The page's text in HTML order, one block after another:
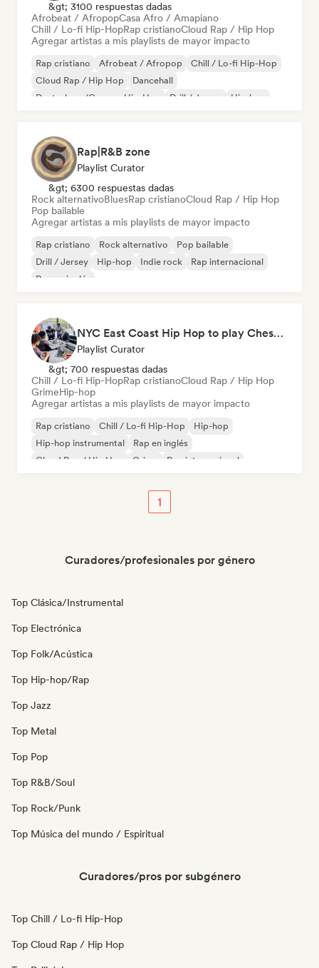
&gt; 3100 respuestas dadas
Afrobeat / AfropopCasa Afro / Amapiano
Chill / Lo-fi Hip-HopRap cristianoCloud Rap / Hip Hop
Agregar artistas a mis playlists de mayor impacto
Rap cristiano Afrobeat / Afropop
Chill / Lo-fi Hip-Hop
Cloud Rap / Hip Hop
Dancehall
Deutschrap/German Hip-Hop
Drill / Jersey Hip-hop
Rap|R&B zone
Playlist Curator
&gt; 6300 respuestas dadas
Rock alternativoBluesRap cristianoCloud Rap / Hip Hop
Pop bailable
Agregar artistas a mis playlists de mayor impacto
Rap cristiano Rock alternativo
Pop bailable
Drill / Jersey
Hip-hop Indie rock
Rap internacional
Rap en inglés
NYC East Coast Hip Hop to play Chess to - Best BoomBap / Conscious Rap 2026 (Independent Rap Only)
Playlist Curator
&gt; 700 respuestas dadas
Chill / Lo-fi Hip-HopRap cristianoCloud Rap / Hip Hop
GrimeHip-hop
Agregar artistas a mis playlists de mayor impacto
Rap cristiano Chill / Lo-fi Hip-Hop
Hip-hop
Hip-hop instrumental
Rap en inglés
Cloud Rap / Hip Hop
Grime Rap internacional
1
Curadores/profesionales por género
Top Clásica/Instrumental
Top Electrónica
Top Folk/Acústica
Top Hip-hop/Rap
Top Jazz
Top Metal
Top Pop
Top R&B/Soul
Top Rock/Punk
Top Música del mundo / Espiritual
Curadores/pros por subgénero
Top Chill / Lo-fi Hip-Hop
Top Cloud Rap / Hip Hop